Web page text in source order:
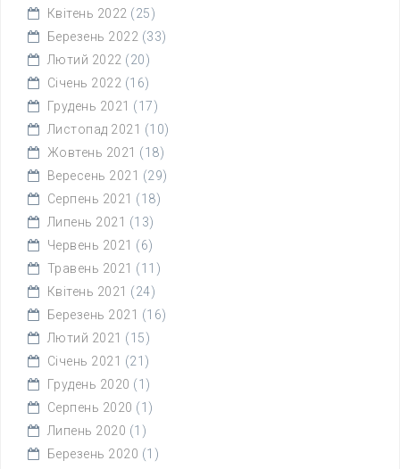
Квітень 2022 (25)
Березень 2022 (33)
Лютий 2022 (20)
Січень 2022 (16)
Грудень 2021 (17)
Листопад 2021 (10)
Жовтень 2021 (18)
Вересень 2021 (29)
Серпень 2021 (18)
Липень 2021 (13)
Червень 2021 (6)
Травень 2021 (11)
Квітень 2021 (24)
Березень 2021 (16)
Лютий 2021 (15)
Січень 2021 (21)
Грудень 2020 (1)
Серпень 2020 (1)
Липень 2020 (1)
Березень 2020 (1)